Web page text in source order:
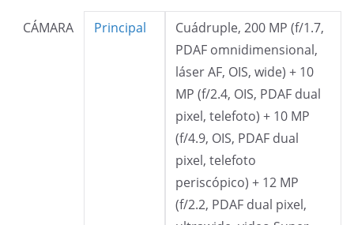
CÁMARA Principal
Cuádruple, 200 MP (f/1.7,
PDAF omnidimensional,
láser AF, OIS, wide) + 10
MP (f/2.4, OIS, PDAF dual
pixel, telefoto) + 10 MP
(f/4.9, OIS, PDAF dual
pixel, telefoto
periscópico) + 12 MP
(f/2.2, PDAF dual pixel,